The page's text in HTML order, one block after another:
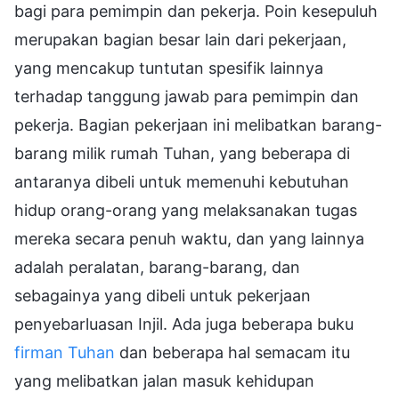
bagi para pemimpin dan pekerja. Poin kesepuluh
merupakan bagian besar lain dari pekerjaan,
yang mencakup tuntutan spesifik lainnya
terhadap tanggung jawab para pemimpin dan
pekerja. Bagian pekerjaan ini melibatkan barang-
barang milik rumah Tuhan, yang beberapa di
antaranya dibeli untuk memenuhi kebutuhan
hidup orang-orang yang melaksanakan tugas
mereka secara penuh waktu, dan yang lainnya
adalah peralatan, barang-barang, dan
sebagainya yang dibeli untuk pekerjaan
penyebarluasan Injil. Ada juga beberapa buku
firman Tuhan dan beberapa hal semacam itu
yang melibatkan jalan masuk kehidupan